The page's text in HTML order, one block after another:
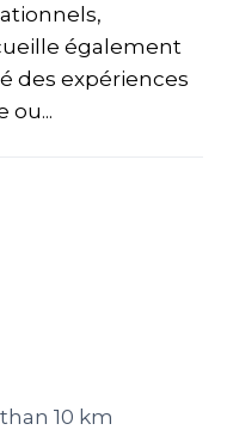
également
des expériences
ou...
10 km